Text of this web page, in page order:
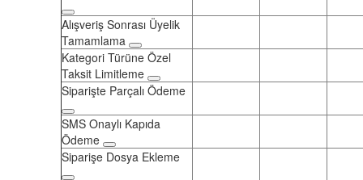
Alışveriş Sonrası Üyelik
Tamamlama
Kategori Türüne Özel
Taksit Limitleme
Siparişte Parçalı Ödeme
SMS Onaylı Kapıda
Ödeme
Siparişe Dosya Ekleme